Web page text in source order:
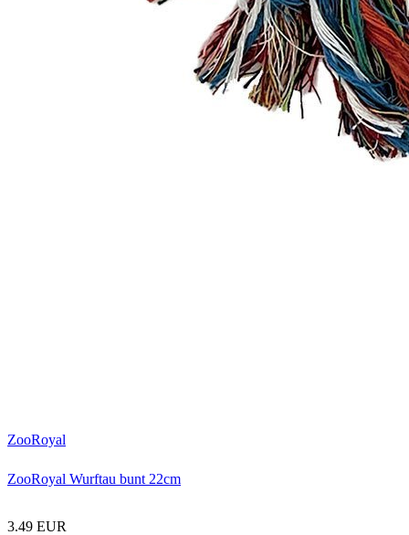
ZooRoyal
ZooRoyal Wurftau bunt 22cm
3.49 EUR